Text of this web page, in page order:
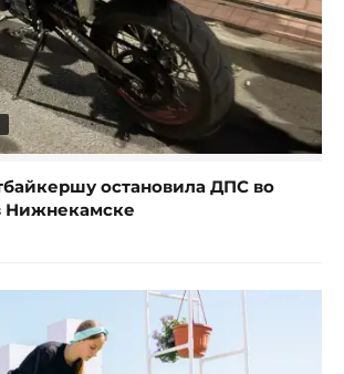
остановила ДПС во
Нижнекамске